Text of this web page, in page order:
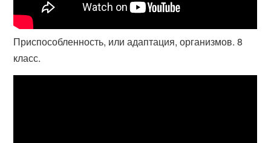
Приспособленность, или адаптация, организмов. 8
класс.